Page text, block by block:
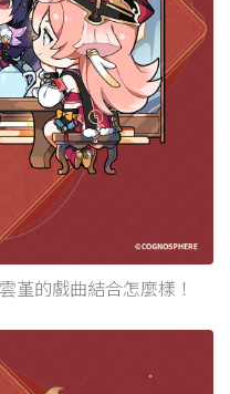
堇的戲曲結合怎麼樣！